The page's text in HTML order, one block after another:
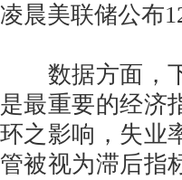
凌晨美联储公布
数据方面，下
是最重要的经济
环之影响，失业
管被视为滞后指